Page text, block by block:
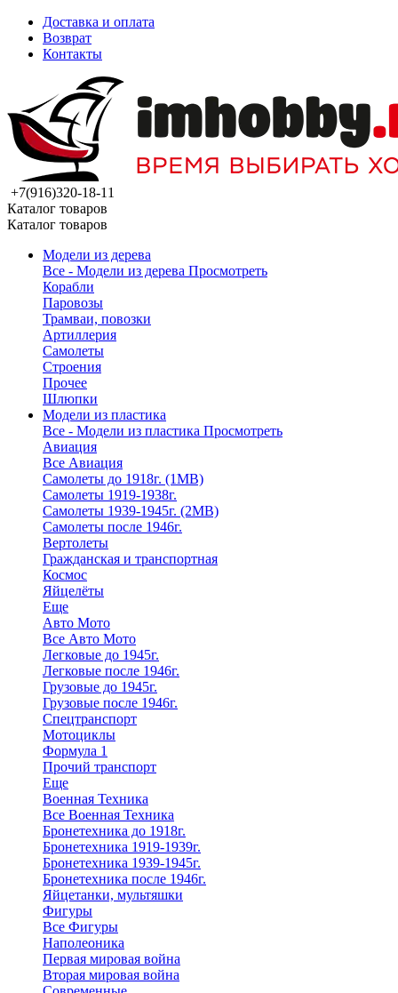
Доставка и оплата
Возврат
Контакты
+7(916)320-18-11
Каталог товаров
Каталог товаров
Модели из дерева
Все - Модели из дерева Просмотреть
Корабли
Паровозы
Трамваи, повозки
Артиллерия
Самолеты
Строения
Прочее
Шлюпки
Модели из пластика
Все - Модели из пластика Просмотреть
Авиация
Все Авиация
Самолеты до 1918г. (1МВ)
Самолеты 1919-1938г.
Самолеты 1939-1945г. (2МВ)
Самолеты после 1946г.
Вертолеты
Гражданская и транспортная
Космос
Яйцелёты
Еще
Авто Мото
Все Авто Мото
Легковые до 1945г.
Легковые после 1946г.
Грузовые до 1945г.
Грузовые после 1946г.
Спецтранспорт
Мотоциклы
Формула 1
Прочий транспорт
Еще
Военная Техника
Все Военная Техника
Бронетехника до 1918г.
Бронетехника 1919-1939г.
Бронетехника 1939-1945г.
Бронетехника после 1946г.
Яйцетанки, мультяшки
Фигуры
Все Фигуры
Наполеоника
Первая мировая война
Вторая мировая война